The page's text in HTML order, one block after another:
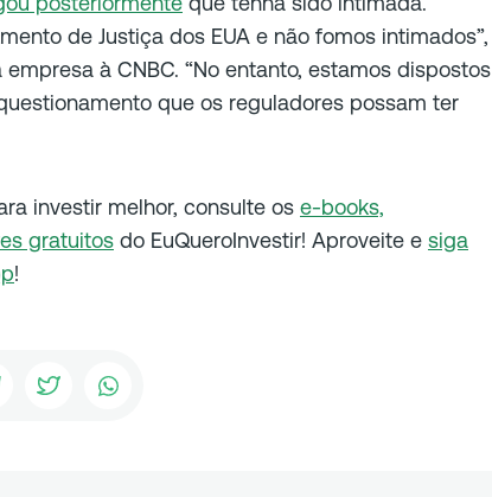
de Justiça dos EUA e não fomos intimados”,
à CNBC. “No entanto, estamos dispostos
que os reguladores possam ter
investir melhor, consulte os e-books,
gratuitos do EuQueroInvestir! Aproveite e siga
!